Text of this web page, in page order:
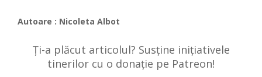
Autoare : Nicoleta Albot
Ți-a plăcut articolul? Susține inițiativele
tinerilor cu o donație pe Patreon!